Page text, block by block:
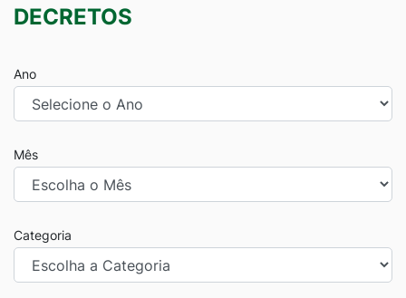
DECRETOS
Ano
Mês
Categoria